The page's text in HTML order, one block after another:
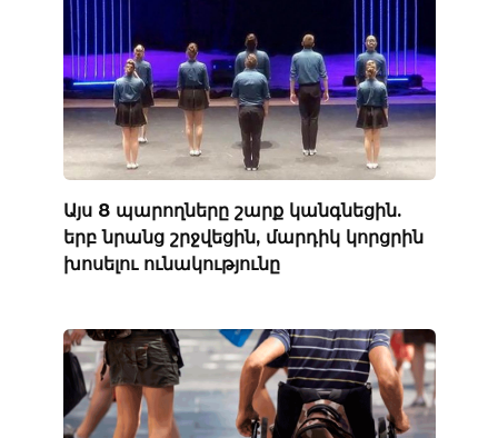
Այս 8 պարողները շարք կանգնեցին.
երբ նրանց շրջվեցին, մարդիկ կորցրին
խոսելու ունակությունը